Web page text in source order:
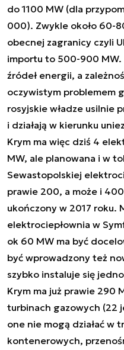
do 1100 MW (dla
000). Zwykle około 60-
obecnej zagranicy czyli
importu to 500-900 MW.
źródeł energii, a
oczywistym problemem
rosyjskie władze usilnie
i działają w kierunku
Krym ma więc dziś 4
MW, ale planowana i w
Sewastopolskiej
prawie 200, a może i
ukończony w 2017 roku.
elektrociepłownia w
ok 60 MW ma być
być wprowadzony też
szybko instaluje się
Krym ma już prawie 290
turbinach gazowych (22
one nie mogą działać w
kontenerowych,